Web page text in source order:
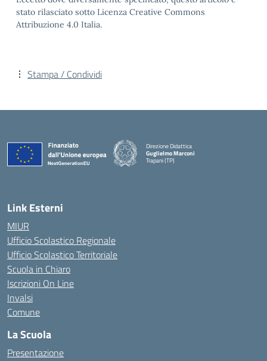
stato rilasciato sotto Licenza Creative Commons
Attribuzione 4.0 Italia.
Stampa / Condividi
Direzione Didattica
Guglielmo Marconi
Trapani (TP)
Link Esterni
MIUR
Ufficio Scolastico Regionale
Ufficio Scolastico Territoriale
Scuola in Chiaro
Iscrizioni On Line
Invalsi
Comune
La Scuola
Presentazione